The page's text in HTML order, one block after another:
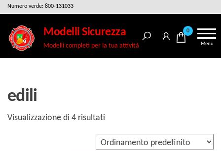
Salta
vai
contenuto
Numero verde: 800-131033
Modelli Sicurezza
Modelli completi per la tua attività
0
Menu
edili
Visualizzazione di 4 risultati